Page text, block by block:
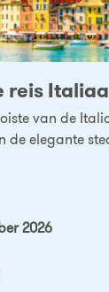
reis
van de
de elegante
2026